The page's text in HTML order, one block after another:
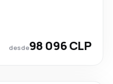
desde98 096 CLP